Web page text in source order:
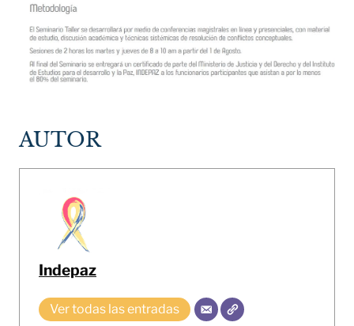
AUTOR
Indepaz
Ver todas las entradas